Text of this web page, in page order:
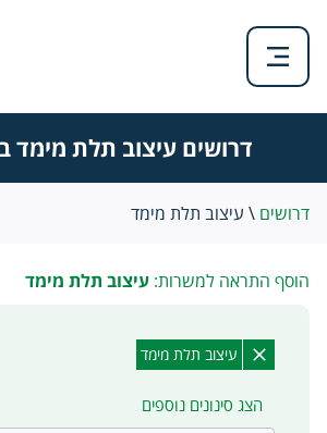
דרושים עיצוב תלת מימד
דרושים \ עיצוב תלת מימד
הוסף התראה למשרות: עיצוב תלת מימד
עיצוב תלת מימד
הצג סינונים נוספים